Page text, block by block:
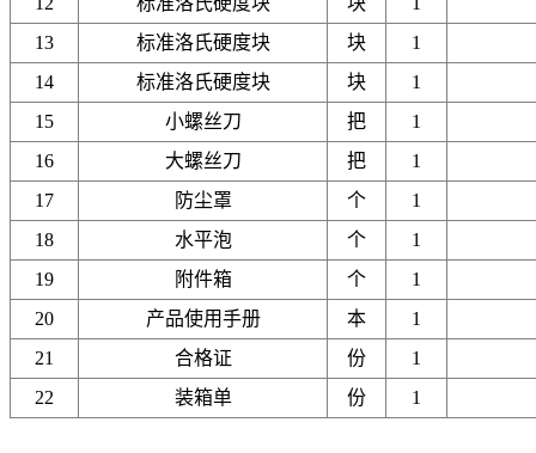
13
标准洛氏硬度块 块
1
14
标准洛氏硬度块 块
1
15
小螺丝刀 把
1
16
大螺丝刀 把
1
17
防尘罩 个
1
18
水平泡 个
1
19
附件箱 个
1
20
产品使用手册 本
1
21
合格证 份
1
22
装箱单 份 1